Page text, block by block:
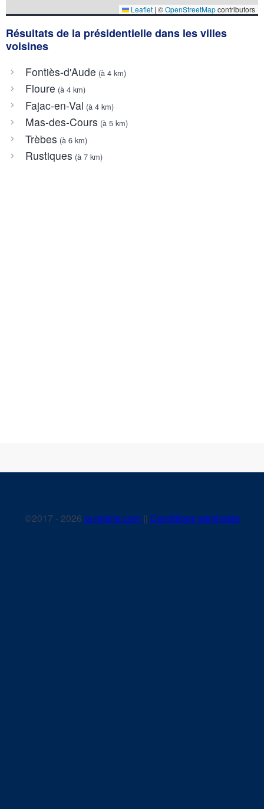
Leaflet | ©OpenStreetMapcontributors
Résultats de la présidentielle dans les villes
voisines
Fontiès-d'Aude (à 4 km)
Floure (à 4 km)
Fajac-en-Val (à 4 km)
Mas-des-Cours (à 5 km)
Trèbes (à 6 km)
Rustiques (à 7 km)
©2017 - 2026 la-mairie.com || Conditions générales